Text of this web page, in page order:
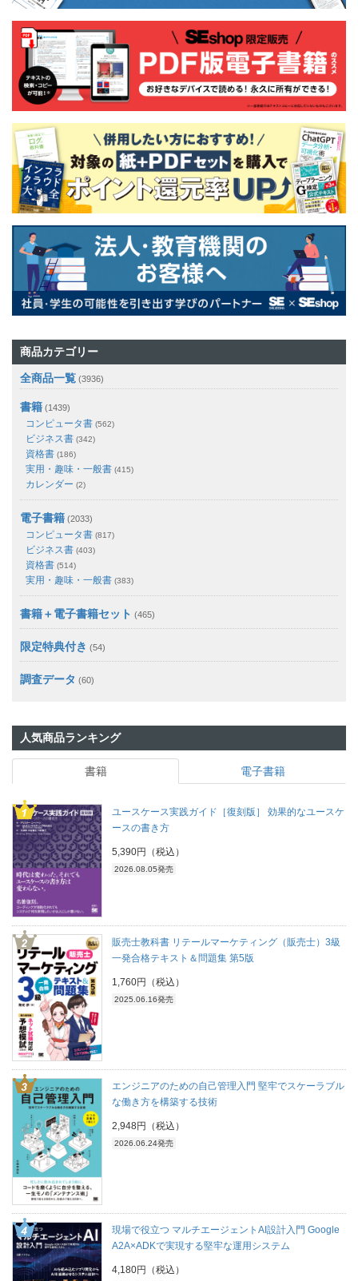
商品カテゴリー
全商品一覧 (3936)
書籍 (1439)
コンピュータ書 (562)
ビジネス書 (342)
資格書 (186)
実用・趣味・一般書 (415)
カレンダー (2)
電子書籍 (2033)
コンピュータ書 (817)
ビジネス書 (403)
資格書 (514)
実用・趣味・一般書 (383)
書籍＋電子書籍セット (465)
限定特典付き (54)
調査データ (60)
人気商品ランキング
書籍 電子書籍
ユースケース実践ガイド［復刻版］ 効果的なユースケ
ースの書き方
5,390円（税込）
2026.08.05発売
販売士教科書 リテールマーケティング（販売士）3級
一発合格テキスト＆問題集 第5版
1,760円（税込）
2025.06.16発売
エンジニアのための自己管理入門 堅牢でスケーラブル
な働き方を構築する技術
2,948円（税込）
2026.06.24発売
現場で役立つ マルチエージェントAI設計入門 Google
A2A×ADKで実現する堅牢な運用システム
4,180円（税込）